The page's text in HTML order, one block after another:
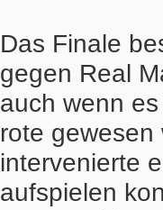
Das Finale
gegen Real
auch wenn
rote gewesen
intervenierte
aufspielen